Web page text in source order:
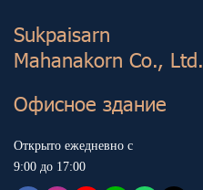
Sukp aisarn
Mahanakorn Co., Ltd.
Офисное здание
Открыто ежедневно с
9:00 до 17:00